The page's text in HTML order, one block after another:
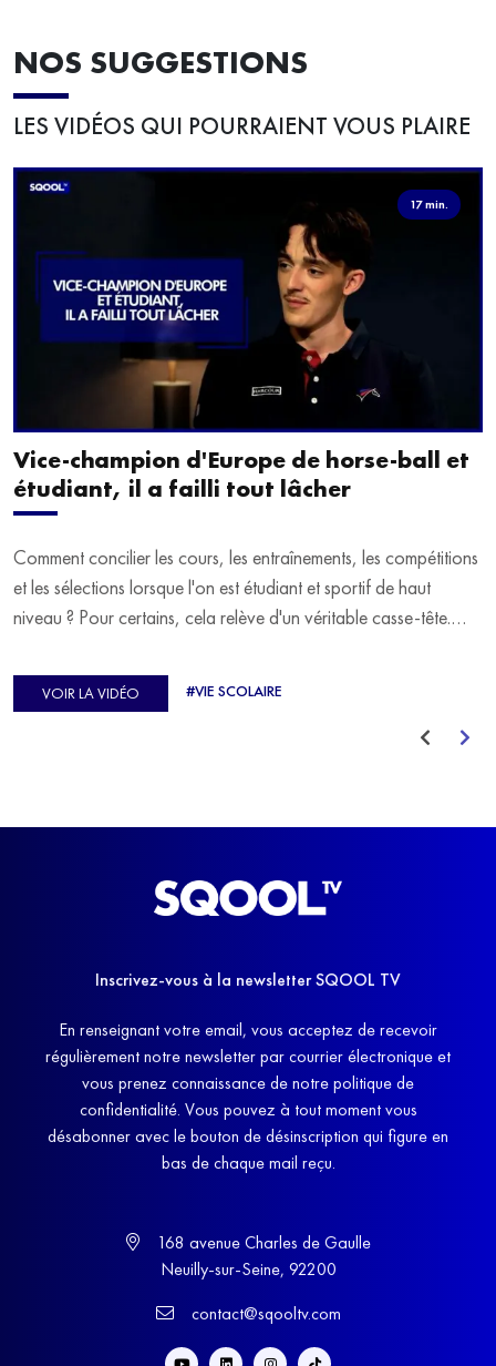
NOS SUGGESTIONS
LES VIDÉOS QUI POURRAIENT VOUS PLAIRE
17 min.
Vice-champion d'Europe de horse-ball et
étudiant, il a failli tout lâcher
Comment concilier les cours, les entraînements, les compétitions
et les sélections lorsque l'on est étudiant et sportif de haut
niveau ? Pour certains, cela relève d'un véritable casse-tête.
d'Europe de Horse-ball, qui a failli abandonner ses études
avant de trouver un nouvel équilibre.
VOIR LA VIDÉO #VIE SCOLAIRE
Inscrivez-vous à la newsletter SQOOL TV
En renseignant votre email, vous acceptez de recevoir
régulièrement notre newsletter par courrier électronique et
vous prenez connaissance de notre politique de
confidentialité. Vous pouvez à tout moment vous
désabonner avec le bouton de désinscription qui figure en
bas de chaque mail reçu.
168 avenue Charles de Gaulle
Neuilly-sur-Seine, 92200
contact@sqooltv.com